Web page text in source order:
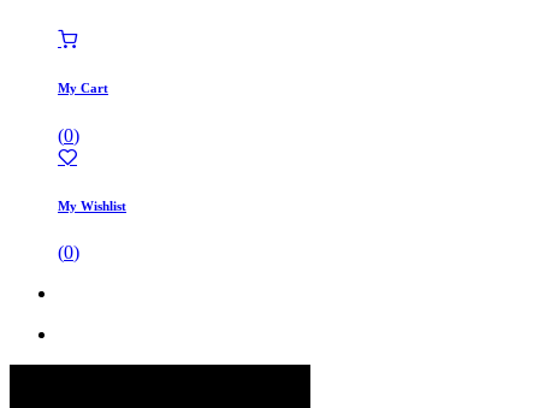
My Cart
(0)
My Wishlist
(0)